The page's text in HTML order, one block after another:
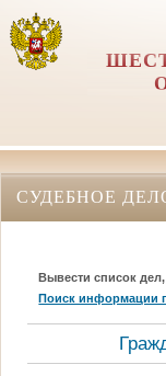
СУДЕБНОЕ
Вывести список
Поиск информации